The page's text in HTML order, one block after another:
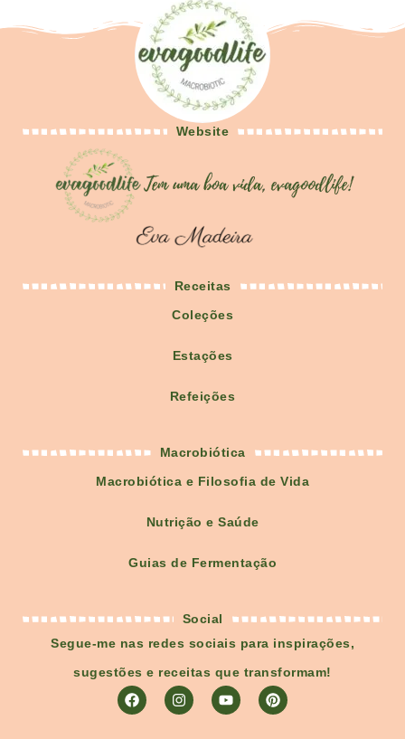
Website
Receitas
Coleções
Estações
Refeições
Macrobiótica
Macrobiótica e Filosofia de Vida
Nutrição e Saúde
Guias de Fermentação
Social
Segue-me nas redes sociais para inspirações,
sugestões e receitas que transformam!